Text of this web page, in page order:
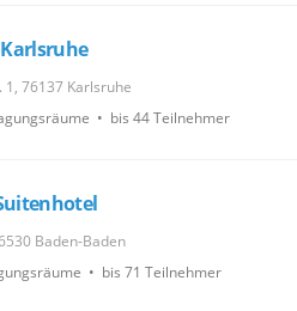
1, 76137 Karlsruhe
• bis 44 Teilnehmer
Baden-Baden
• bis 71 Teilnehmer